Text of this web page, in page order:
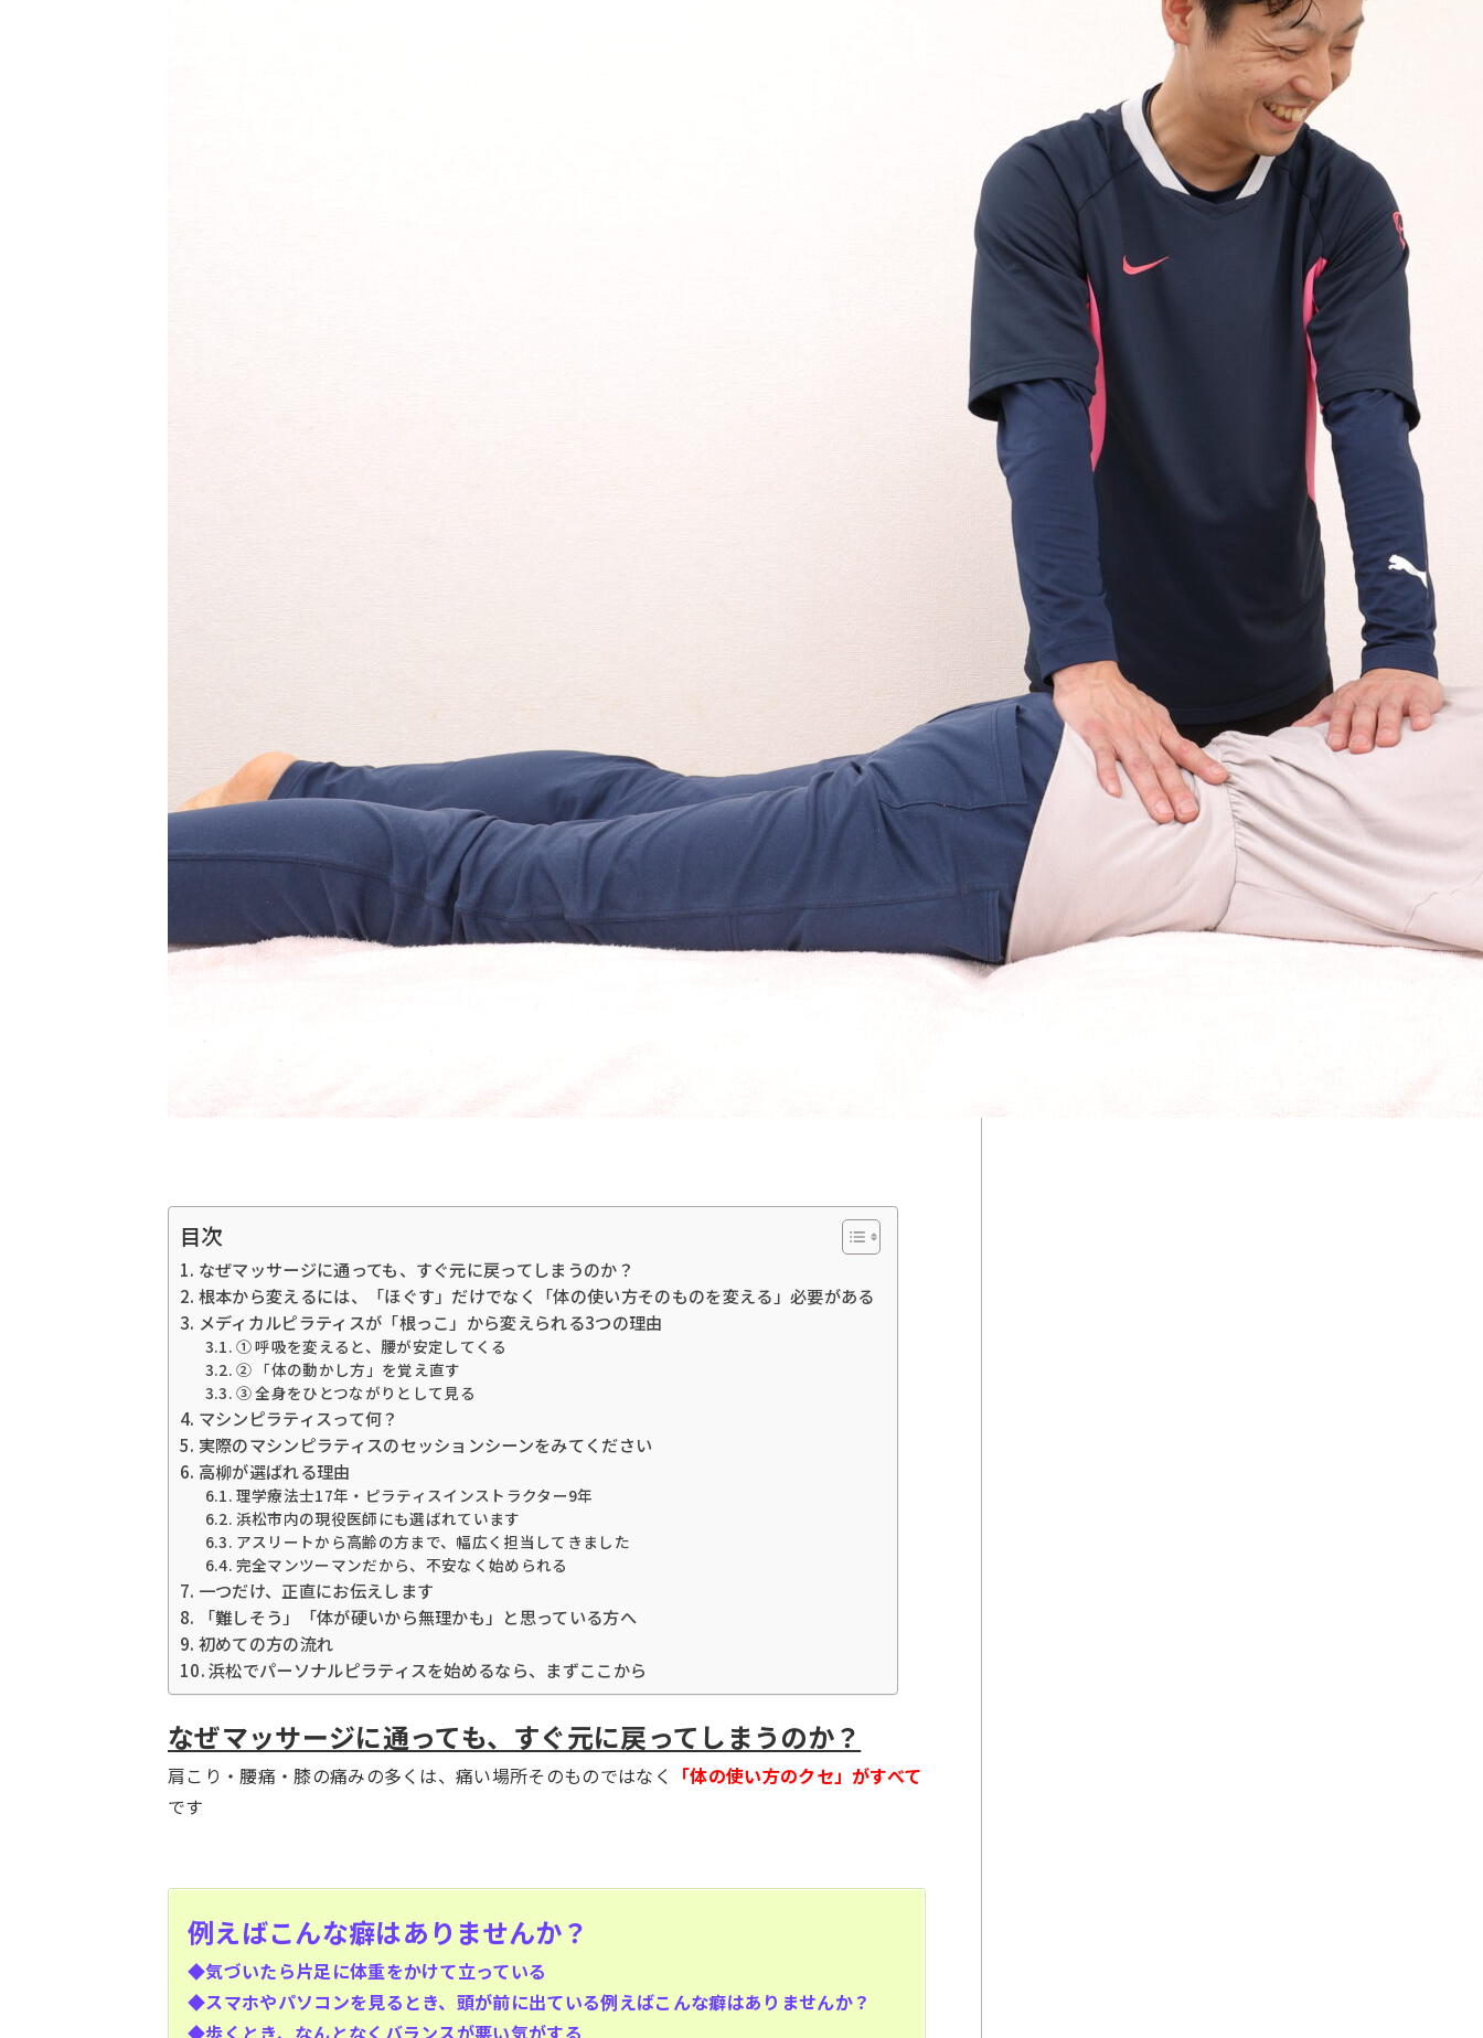
目次
なぜマッサージに通っても、すぐ元に戻ってしまうのか？
根本から変えるには、「ほぐす」だけでなく「体の使い方そのものを変える」必要がある
メディカルピラティスが「根っこ」から変えられる3つの理由
① 呼吸を変えると、腰が安定してくる
② 「体の動かし方」を覚え直す
③ 全身をひとつながりとして見る
マシンピラティスって何？
実際のマシンピラティスのセッションシーンをみてください
高柳が選ばれる理由
理学療法士17年・ピラティスインストラクター9年
浜松市内の現役医師にも選ばれています
アスリートから高齢の方まで、幅広く担当してきました
完全マンツーマンだから、不安なく始められる
一つだけ、正直にお伝えします
「難しそう」「体が硬いから無理かも」と思っている方へ
初めての方の流れ
浜松でパーソナルピラティスを始めるなら、まずここから
なぜマッサージに通っても、すぐ元に戻ってしまうのか？
肩こり・腰痛・膝の痛みの多くは、痛い場所そのものではなく
「体の使い方のクセ」がすべて
です
例えばこんな癖はありませんか？
◆気づいたら片足に体重をかけて立っている
◆スマホやパソコンを見るとき、頭が前に出ている例えばこんな癖はありませんか？
◆歩くとき、なんとなくバランスが悪い気がする